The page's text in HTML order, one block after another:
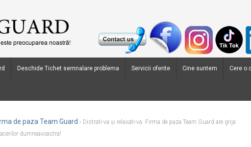
Deschide Tichet semnalare problema Servicii oferite Cine suntem Cere o
de paza Team Guard › Distrati-va și relaxati-va. Firma de paza Team Guard are grija
dumneavoastra!